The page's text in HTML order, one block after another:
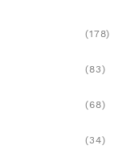
(178)
(83)
(68)
(34)